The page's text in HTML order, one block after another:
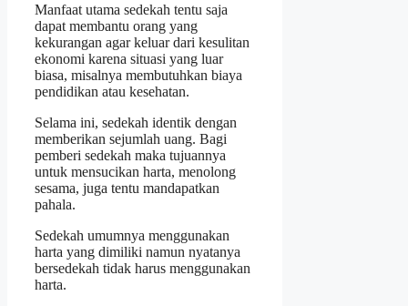
Manfaat utama sedekah tentu saja
dapat membantu orang yang
kekurangan agar keluar dari kesulitan
ekonomi karena situasi yang luar
biasa, misalnya membutuhkan biaya
pendidikan atau kesehatan.
Selama ini, sedekah identik dengan
memberikan sejumlah uang. Bagi
pemberi sedekah maka tujuannya
untuk mensucikan harta, menolong
sesama, juga tentu mandapatkan
pahala.
Sedekah umumnya menggunakan
harta yang dimiliki namun nyatanya
bersedekah tidak harus menggunakan
harta.